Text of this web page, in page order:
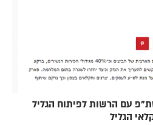
עם הרשות לפיתוח הגליל
הגליל